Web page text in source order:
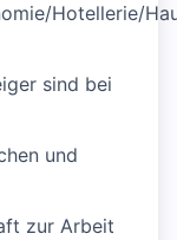
Hotellerie/
sind bei
und
zur Arbeit